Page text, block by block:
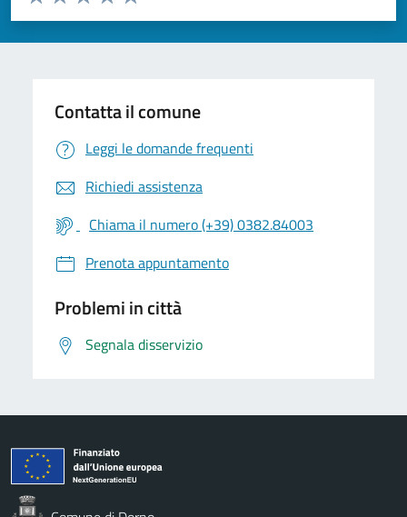
Valuta 5 stelle su 5
Valuta 4 stelle su 5
Valuta 3 stelle su 5
Valuta 2 stelle su 5
Valuta 1 stelle su 5
Contatta il comune
Leggi le domande frequenti
Richiedi assistenza
Chiama il numero (+39) 0382.84003
Prenota appuntamento
Problemi in città
Segnala disservizio